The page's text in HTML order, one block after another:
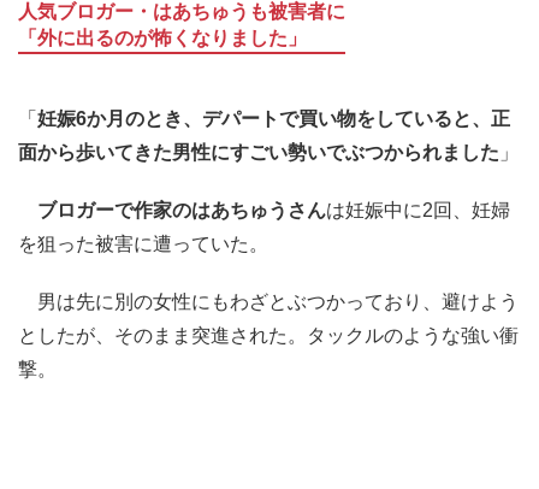
人気ブロガー・はあちゅうも被害者に
「外に出るのが怖くなりました」
「 妊娠6か月のとき、デパートで買い物をしていると、正
面から歩いてきた男性にすごい勢いでぶつかられました 」
ブロガーで作家のはあちゅうさんは妊娠中に2回、妊婦
を狙った被害に遭っていた。
男は先に別の女性にもわざとぶつかっており、避けよう
としたが、そのまま突進された。タックルのような強い衝
撃。